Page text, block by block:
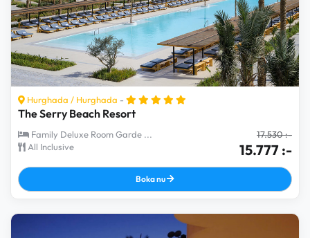
Hurghada / Hurghada -
The Serry Beach Resort
Family Deluxe Room Garde ...
All Inclusive
17.530 :-
15.777 :-
Boka nu